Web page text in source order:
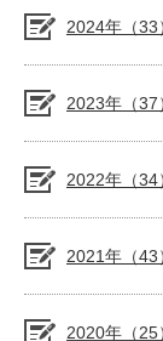
2024年（33
2023年（37
2022年（34
2021年（43
2020年（25